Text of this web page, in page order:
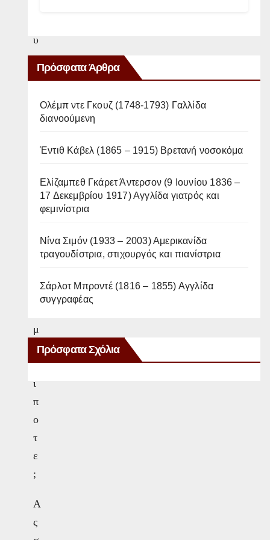
υ
μ
Ή
μ
ε
τ
ί
π
ο
τ
ε
;
Α
ς
Πρόσφατα Άρθρα
Ολέμπ ντε Γκουζ (1748-1793) Γαλλίδα
διανοούμενη
Έντιθ Κάβελ (1865 – 1915) Βρετανή νοσοκόμα
Ελίζαμπεθ Γκάρετ Άντερσον (9 Ιουνίου 1836 –
17 Δεκεμβρίου 1917) Αγγλίδα γιατρός και
φεμινίστρια
Νίνα Σιμόν (1933 – 2003) Αμερικανίδα
τραγουδίστρια, στιχουργός και πιανίστρια
Σάρλοτ Μπροντέ (1816 – 1855) Αγγλίδα
συγγραφέας
Πρόσφατα Σχόλια